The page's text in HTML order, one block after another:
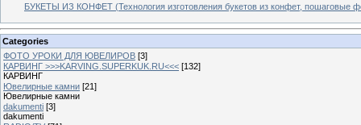
БУКЕТЫ ИЗ КОНФЕТ (Технология изготовления букетов из конфет, пошаговые
Categories
ФОТО УРОКИ ДЛЯ ЮВЕЛИРОВ [3]
КАРВИНГ >>>KARVING.SUPERKUK.RU<<< [132]
КАРВИНГ
Ювелирные камни [21]
Ювелирные камни
dakumenti [3]
dakumenti